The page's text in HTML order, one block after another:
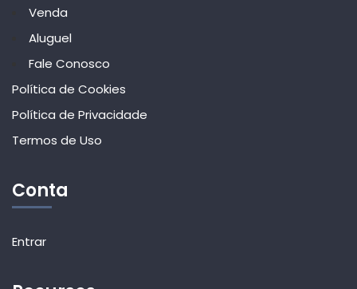
Venda
Aluguel
Fale Conosco
Política de Cookies
Política de Privacidade
Termos de Uso
Conta
Entrar